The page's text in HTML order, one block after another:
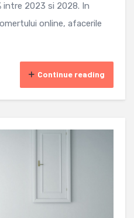
intre 2023 si 2028. In
online, afacerile
Continue reading